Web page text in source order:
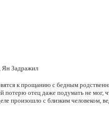
Ян Задражил
к прощанию с бедным
отец даже подумать не мог,
произошло с близким человеком,